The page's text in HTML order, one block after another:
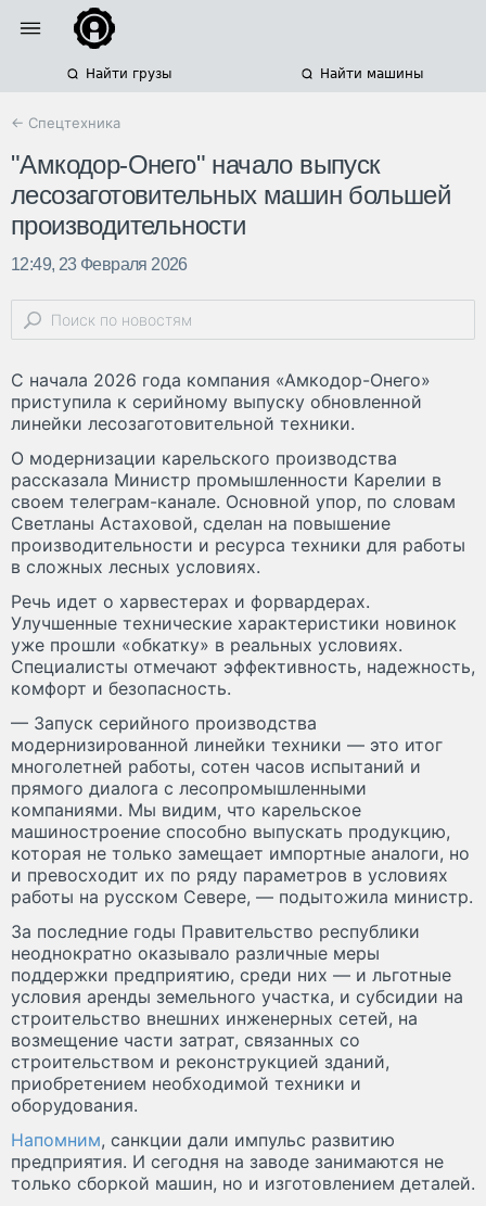
Найти грузы Найти машины
← Спецтехника
"Амкодор-Онего" начало выпуск
лесозаготовительных машин большей
производительности
12:49, 23 Февраля 2026
С начала 2026 года компания «Амкодор-Онего»
приступила к серийному выпуску обновленной
линейки лесозаготовительной техники.
О модернизации карельского производства
рассказала Министр промышленности Карелии в
своем телеграм-канале. Основной упор, по словам
Светланы Астаховой, сделан на повышение
производительности и ресурса техники для работы
в сложных лесных условиях.
Речь идет о харвестерах и форвардерах.
Улучшенные технические характеристики новинок
уже прошли «обкатку» в реальных условиях.
Специалисты отмечают эффективность, надежность,
комфорт и безопасность.
— Запуск серийного производства
модернизированной линейки техники — это итог
многолетней работы, сотен часов испытаний и
прямого диалога с лесопромышленными
компаниями. Мы видим, что карельское
машиностроение способно выпускать продукцию,
которая не только замещает импортные аналоги, но
и превосходит их по ряду параметров в условиях
работы на русском Севере, — подытожила министр.
За последние годы Правительство республики
неоднократно оказывало различные меры
поддержки предприятию, среди них — и льготные
условия аренды земельного участка, и субсидии на
строительство внешних инженерных сетей, на
возмещение части затрат, связанных со
строительством и реконструкцией зданий,
приобретением необходимой техники и
оборудования.
Напомним, санкции дали импульс развитию
предприятия. И сегодня на заводе занимаются не
только сборкой машин, но и изготовлением деталей.